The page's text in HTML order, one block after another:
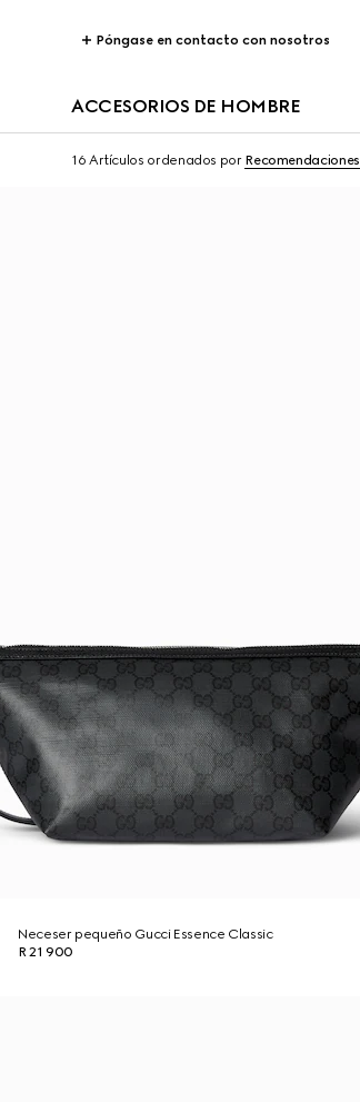
Póngase en contacto con nosotros
ACCESORIOS DE HOMBRE
16 Artículos ordenados por Recomendaciones
Neceser pequeño Gucci Essence Classic
R 21 900